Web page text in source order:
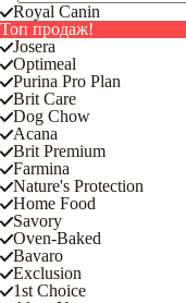
Royal Canin
Топ продаж!
Josera
Optimeal
Purina Pro Plan
Brit Care
Dog Chow
Acana
Brit Premium
Farmina
Nature's Protection
Home Food
Savory
Oven-Baked
Bavaro
Exclusion
1st Choice